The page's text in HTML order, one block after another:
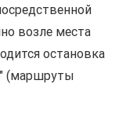
возле места
остановка
(маршруты